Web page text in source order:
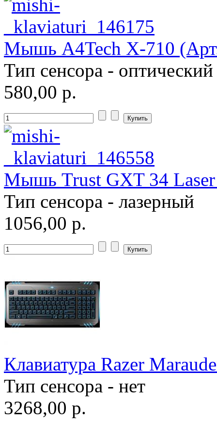
Мышь A4Tech X-710
Тип сенсора - оптический
580,00 р.
Мышь Trust GXT 34 Laser
Тип сенсора - лазерный
1056,00 р.
Клавиатура Razer
Тип сенсора - нет
3268,00 р.